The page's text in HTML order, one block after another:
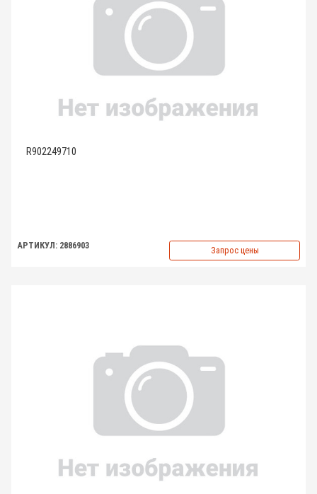
R902249710
АРТИКУЛ: 2886903 Запрос цены